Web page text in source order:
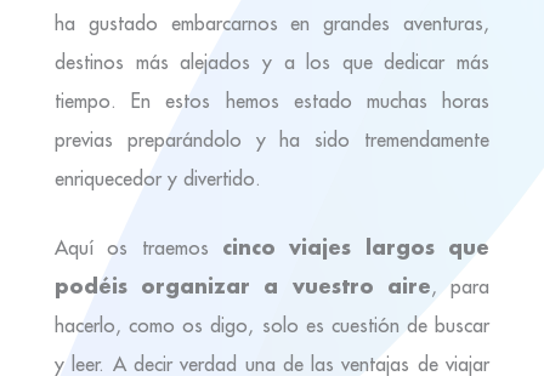
ha gustado embarcarnos en grandes aventuras,
destinos más alejados y a los que dedicar más
tiempo. En estos hemos estado muchas horas
previas preparándolo y ha sido tremendamente
enriquecedor y divertido.
Aquí os traemos cinco viajes largos que
podéis organizar a vuestro aire, para
hacerlo, como os digo, solo es cuestión de buscar
y leer. A decir verdad una de las ventajas de viajar